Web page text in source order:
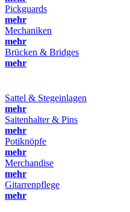
Pickguards
mehr
Mechaniken
mehr
Brücken & Bridges
mehr
Sattel & Stegeinlagen
mehr
Saitenhalter & Pins
mehr
Potiknöpfe
mehr
Merchandise
mehr
Gitarrenpflege
mehr